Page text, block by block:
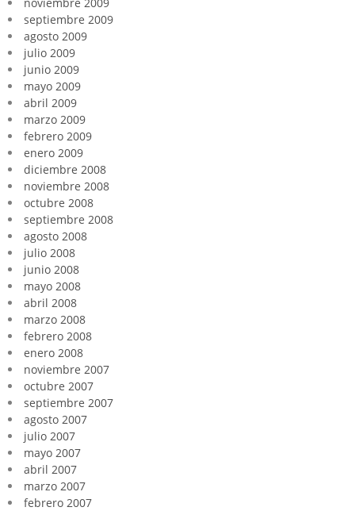
septiembre 2009
agosto 2009
julio 2009
junio 2009
mayo 2009
abril 2009
marzo 2009
febrero 2009
enero 2009
diciembre 2008
noviembre 2008
octubre 2008
septiembre 2008
agosto 2008
julio 2008
junio 2008
mayo 2008
abril 2008
marzo 2008
febrero 2008
enero 2008
noviembre 2007
octubre 2007
septiembre 2007
agosto 2007
julio 2007
mayo 2007
abril 2007
marzo 2007
febrero 2007